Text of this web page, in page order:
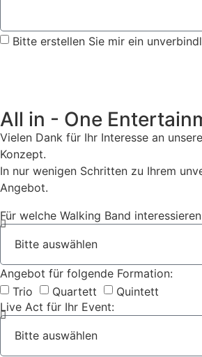
Bitte erstellen Sie mir ein
All in - One
Vielen Dank für Ihr Interesse an
Konzept.
In nur wenigen Schritten zu Ihrem
Angebot.
Für welche Walking Band
Angebot für folgende Formation:
Trio
Quartett
Quintett
Live Act für Ihr Event: